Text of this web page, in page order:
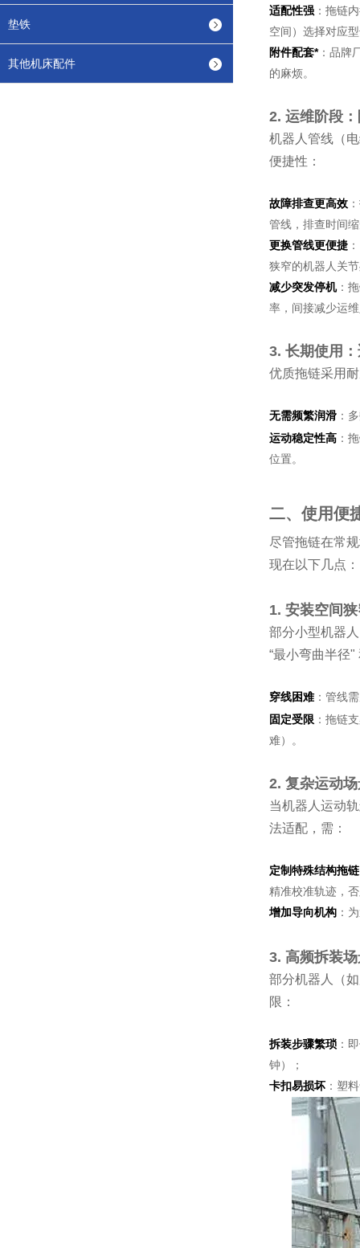
垫铁
其他机床配件
适配性强 ：拖链
空间）选择对应
附件配套*：品牌
的麻烦。
2. 运维阶段
机器人管线（
便捷性：
故障排查更高效
管线，排查时间
更换管线更便捷
狭窄的机器人关
减少突发停机：
率，间接减少运
3. 长期使用
优质拖链采用
无需频繁润滑 ：
运动稳定性高 ：
位置。
二、使用便
尽管拖链在常
现在以下几点：
1. 安装空间
部分小型机器
“最小弯曲半径"
穿线困难：管线
固定受限 ：拖链
难）。
2. 复杂运动
当机器人运动
法适配，需：
定制特殊结构拖链
精准校准轨迹，
增加导向机构 ：
3. 高频拆装
部分机器人（
限：
拆装步骤繁琐 ：
钟）；
卡扣易损坏 ：塑